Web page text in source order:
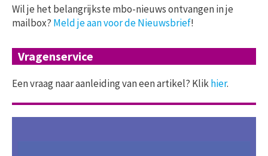
Wil je het belangrijkste mbo-nieuws ontvangen in je
mailbox? Meld je aan voor de Nieuwsbrief!
Vragenservice
Een vraag naar aanleiding van een artikel? Klikhier.